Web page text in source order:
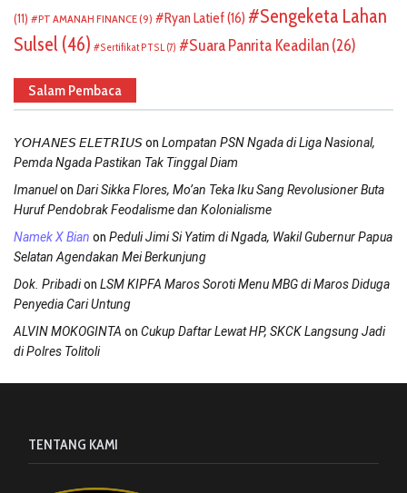
(11)
PT AMANAH FINANCE(9) Ryan Latief(16)
Sengeketa Lahan
Sulsel (46) Sertifikat PTSL (7) Suara Panrita Keadilan(26)
Salam Pembaca
𝘠𝘖𝘏𝘈𝘕𝘌𝘚 𝘌𝘓𝘌𝘛𝘙𝘐𝘜𝘚on Lompatan PSN Ngada di Liga Nasional,
Pemda Ngada Pastikan Tak Tinggal Diam
Imanuelon Dari Sikka Flores, Mo’an Teka Iku Sang Revolusioner Buta
Huruf Pendobrak Feodalisme dan Kolonialisme
Namek X Bian on Peduli Jimi Si Yatim di Ngada, Wakil Gubernur Papua
Selatan Agendakan Mei Berkunjung
Dok. Pribadion LSM KIPFA Maros Soroti Menu MBG di Maros Diduga
Penyedia Cari Untung
ALVIN MOKOGINTA on Cukup Daftar Lewat HP, SKCK Langsung Jadi
di Polres Tolitoli
TENTANG KAMI